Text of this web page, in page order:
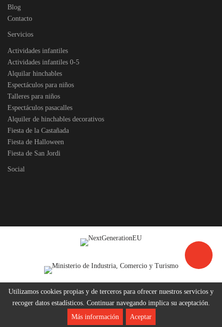
Utilizamos cookies propias y de terceros para ofrecer nuestros servicios y
recoger datos estadísticos. Continuar navegando implica su aceptación.
Más información
Aceptar
Blog
Contacto
Servicios
Actividades infantiles
Actividades infantiles 0-5
Alquilar hinchables
Espectáculos para niños
Talleres para niños
Espectáculos pasacalles
Alquiler de hinchables decorativos
Fiesta de la Castañada
Fiesta de Halloween
Fiesta de San Jordi
Social